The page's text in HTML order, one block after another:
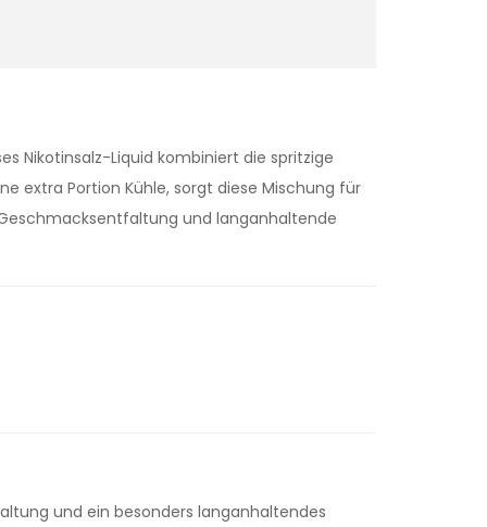
Nikotinsalz-Liquid kombiniert die spritzige
extra Portion Kühle, sorgt diese Mischung für
und langanhaltende
und ein besonders langanhaltendes